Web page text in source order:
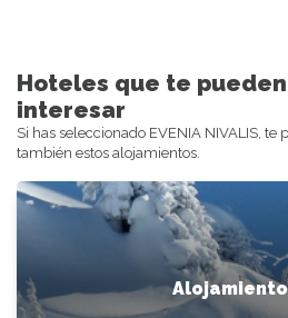
Hoteles que te pueden
interesar
Si has seleccionado EVENIA NIVALIS, te
también estos alojamientos.